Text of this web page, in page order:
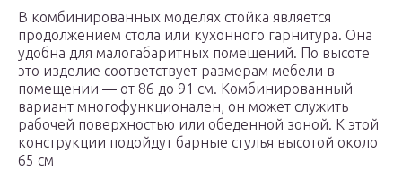
В комбинированных моделях стойка является
продолжением стола или кухонного гарнитура. Она
удобна для малогабаритных помещений. По высоте
это изделие соответствует размерам мебели в
помещении — от 86 до 91 см. Комбинированный
вариант многофункционален, он может служить
рабочей поверхностью или обеденной зоной. К этой
конструкции подойдут барные стулья высотой около
65 см